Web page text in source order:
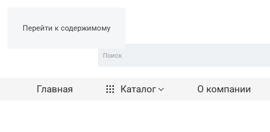
Перейти к содержимому
Главная Каталог О компании